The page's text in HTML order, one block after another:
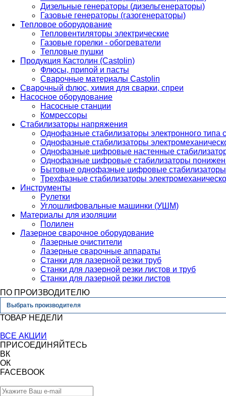
Дизельные генераторы (дизельгенераторы)
Газовые генераторы (газогенераторы)
Тепловое оборудование
Тепловентиляторы электрические
Газовые горелки - обогреватели
Тепловые пушки
Продукция Кастолин (Castolin)
Флюсы, припой и пасты
Сварочные материалы Castolin
Сварочный флюс, химия для сварки, спреи
Насосное оборудование
Насосные станции
Комрессоры
Стабилизаторы напряжения
Однофазные стабилизаторы электронного
Однофазные стабилизаторы
Однофазные цифровые настенные
Однофазные цифровые стабилизаторы
Бытовые однофазные цифровые стабилизаторы
Трехфазные стабилизаторы
Инструменты
Рулетки
Углошлифовальные машинки (УШМ)
Материалы для изоляции
Полилен
Лазерное сварочное оборудование
Лазерные очистители
Лазерные сварочные аппараты
Станки для лазерной резки труб
Станки для лазерной резки листов и труб
Станки для лазерной резки листов
ПО ПРОИЗВОДИТЕЛЮ
Выбрать производителя
ТОВАР НЕДЕЛИ
ВСЕ АКЦИИ
ПРИСОЕДИНЯЙТЕСЬ
ВК
ОК
FACEBOOK